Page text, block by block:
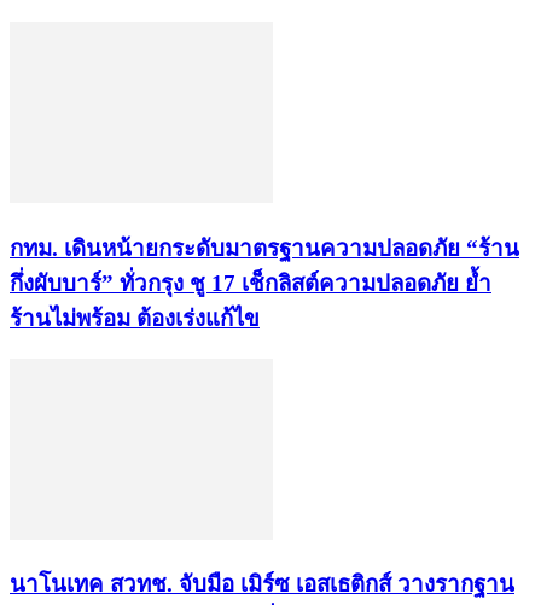
กทม. เดินหน้ายกระดับมาตรฐานความปลอดภัย “ร้าน
กึ่งผับบาร์” ทั่วกรุง ชู 17 เช็กลิสต์ความปลอดภัย ย้ำ
ร้านไม่พร้อม ต้องเร่งแก้ไข
นาโนเทค สวทช. จับมือ เมิร์ซ เอสเธติกส์ วางรากฐาน